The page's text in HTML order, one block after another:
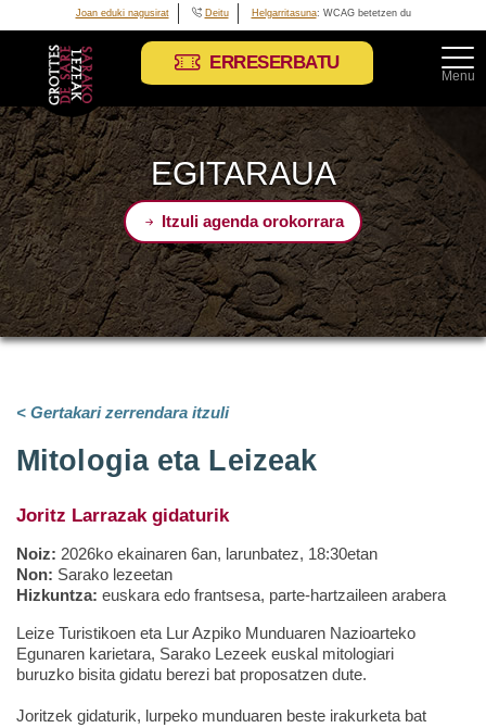
Joan eduki nagusirat Deitu Helgarritasuna: WCAG betetzen du
ERRESERBATU
Menu
EGITARAUA
Itzuli agenda orokorrara
< Gertakari zerrendara itzuli
Mitologia eta Leizeak
Joritz Larrazak gidaturik
Noiz: 2026ko ekainaren 6an, larunbatez, 18:30etan
Non: Sarako lezeetan
Hizkuntza: euskara edo frantsesa, parte-hartzaileen arabera
Leize Turistikoen eta Lur Azpiko Munduaren Nazioarteko
Egunaren karietara, Sarako Lezeek euskal mitologiari
buruzko bisita gidatu berezi bat proposatzen dute.
Joritzek gidaturik, lurpeko munduaren beste irakurketa bat